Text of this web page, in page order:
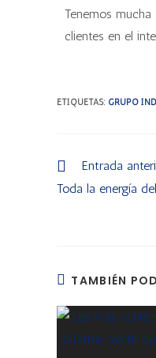
Tenemos
clientes en el
ETIQUETAS: GRUPO
Entrada
Toda la energía
TAMBIÉN